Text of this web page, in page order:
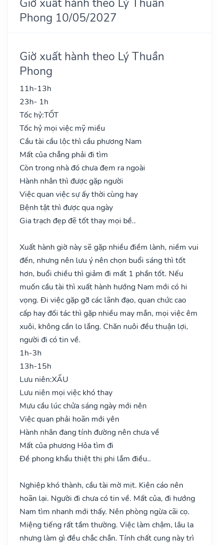
Phong 10/05/2027
Giờ xuất hành theo Lý Thuần
Phong
11h-13h
23h- 1h
Tốc hỷ:TỐT
Tốc hỷ mọi việc mỹ miều
Cầu tài cầu lộc thì cầu phương Nam
Mất của chẳng phải đi tìm
Còn trong nhà đó chưa đem ra ngoài
Hành nhân thì được gặp người
Việc quan việc sự ấy thời cùng hay
Bệnh tật thì được qua ngày
Gia trạch đẹp đẽ tốt thay mọi bề..
Xuất hành giờ này sẽ gặp nhiều điềm lành, niềm vui
đến, nhưng nên lưu ý nên chọn buổi sáng thì tốt
hơn, buổi chiều thì giảm đi mất 1 phần tốt. Nếu
muốn cầu tài thì xuất hành hướng Nam mới có hi
vọng. Đi việc gặp gỡ các lãnh đạo, quan chức cao
cấp hay đối tác thì gặp nhiều may mắn, mọi việc êm
xuôi, không cần lo lắng. Chăn nuôi đều thuận lợi,
người đi có tin về.
1h-3h
13h-15h
Lưu niên:XẤU
Lưu niên mọi việc khó thay
Mưu cầu lúc chửa sáng ngày mới nên
Việc quan phải hoãn mới yên
Hành nhân đang tính đường nên chưa về
Mất của phương Hỏa tìm đi
Đề phong khẩu thiệt thị phi lắm điều..
Nghiệp khó thành, cầu tài mờ mịt. Kiện cáo nên
hoãn lại. Người đi chưa có tin về. Mất của, đi hướng
Nam tìm nhanh mới thấy. Nên phòng ngừa cãi cọ.
Miệng tiếng rất tầm thường. Việc làm chậm, lâu la
nhưng làm gì đều chắc chắn. Tính chất cung này trì